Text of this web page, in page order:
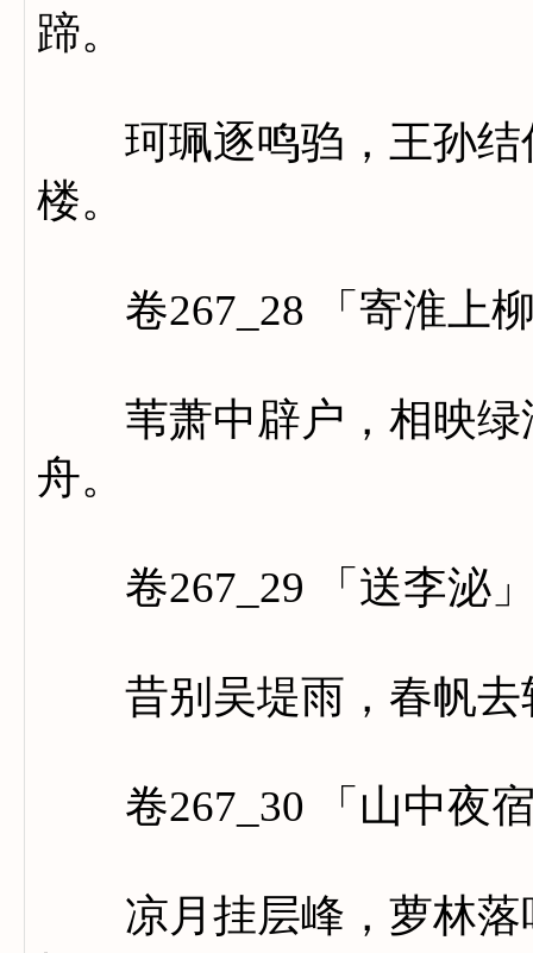
蹄。
珂珮逐鸣驺，王孙结
楼。
卷267_28 「寄淮上柳
苇萧中辟户，相映绿
舟。
卷267_29 「送李泌
昔别吴堤雨，春帆去
卷267_30 「山中夜
凉月挂层峰，萝林落